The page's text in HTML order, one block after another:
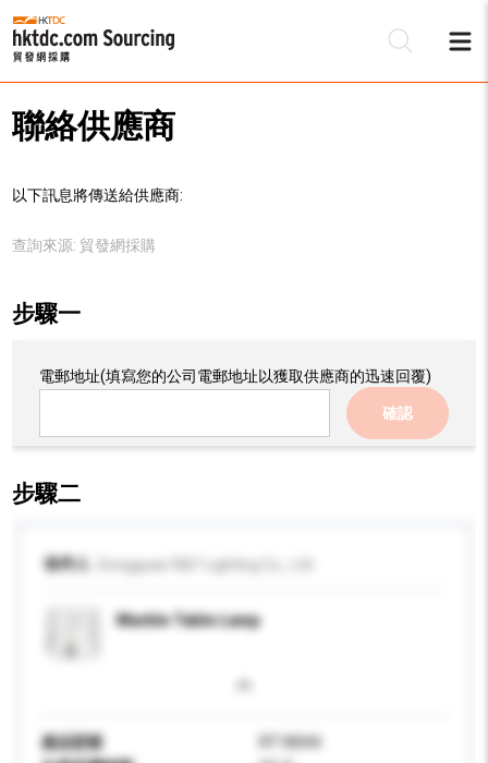
聯絡供應商
以下訊息將傳送給供應商:
查詢來源: 貿發網採購
步驟一
電郵地址(填寫您的公司電郵地址以獲取供應商的迅速回覆)
確認
步驟二
收件人 Dongguan R&T Lighting Co., Ltd
Marble Table Lamp
產品型號
RT18044